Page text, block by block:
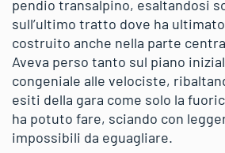
pendio transalpino, esaltandosi
sull’ultimo tratto dove ha
costruito anche nella parte
Aveva perso tanto sul piano
congeniale alle velociste,
esiti della gara come solo la
ha potuto fare, sciando con
impossibili da eguagliare.